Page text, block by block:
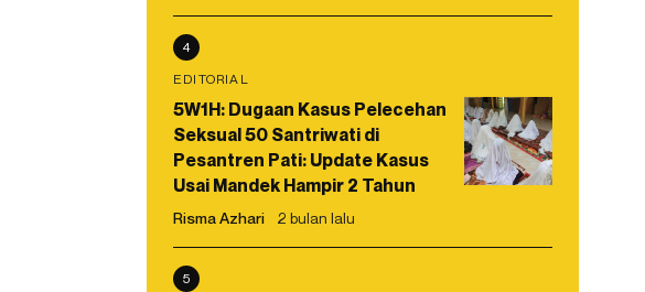
4
EDITORIAL
5W1H: Dugaan Kasus Pelecehan
Seksual 50 Santriwati di
Pesantren Pati: Update Kasus
Usai Mandek Hampir 2 Tahun
Risma Azhari 2 bulan lalu
5